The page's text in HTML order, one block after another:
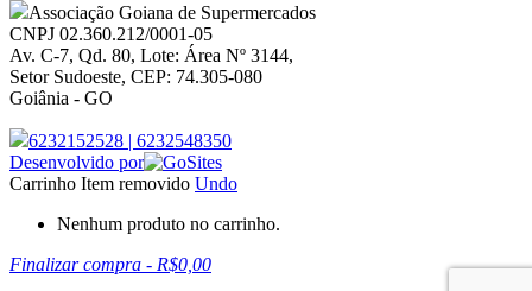
Associação Goiana de Supermercados
CNPJ 02.360.212/0001-05
Av. C-7, Qd. 80, Lote: Área Nº 3144,
Setor Sudoeste, CEP: 74.305-080
Goiânia - GO
6232152528 | 6232548350
Desenvolvido por
Carrinho Item removido Undo
Nenhum produto no carrinho.
Finalizar compra - R$0,00